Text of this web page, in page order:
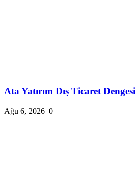
Ata Yatırım Dış Ticaret
Ağu 6, 2026 0